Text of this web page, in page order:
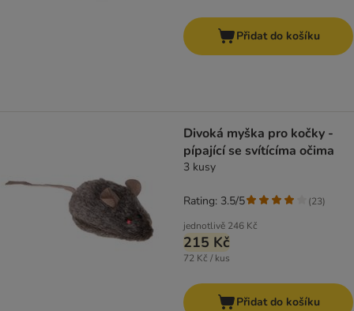
Přidat do košíku
Divoká myška pro kočky -
pípající se svítícíma očima
3 kusy
jednotlivě 246 Kč
215 Kč
72 Kč / kus
Rating: 3.5/5 (23)
Přidat do košíku